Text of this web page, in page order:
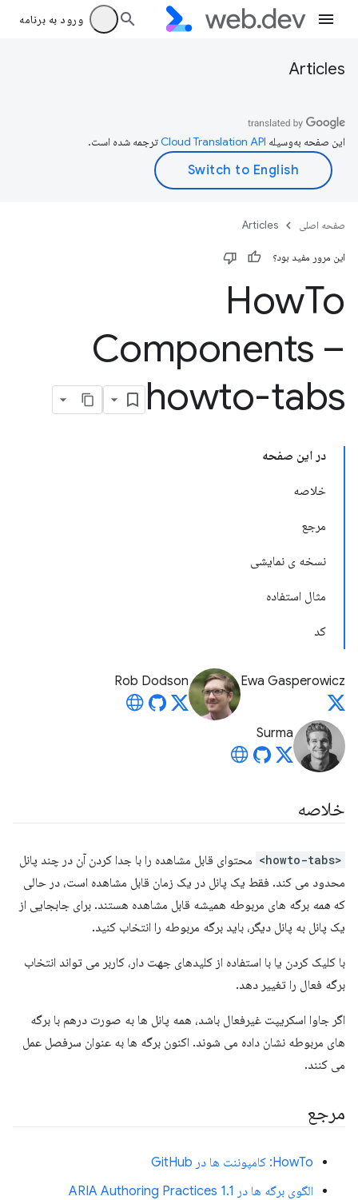
ورود به برنامه
Articles
این صفحه به‌وسیله ترجمه شده است.
صفحه اصلی Articles
این مرور مفید بود؟
HowTo
Components –
howto-tabs
در این صفحه
خلاصه
مرجع
نسخه ی نمایشی
مثال استفاده
کد
Ewa Gasperowicz
Rob Dodson
Surma
خلاصه
<howto-tabs>
محتوای قابل مشاهده را با جدا کردن آن در چند پانل
محدود می کند. فقط یک پانل در یک زمان قابل مشاهده است، در حالی
که همه برگه های مربوطه همیشه قابل مشاهده هستند. برای جابجایی از
یک پانل به پانل دیگر، باید برگه مربوطه را انتخاب کنید.
با کلیک کردن یا با استفاده از کلیدهای جهت دار، کاربر می تواند انتخاب
برگه فعال را تغییر دهد.
اگر جاوا اسکریپت غیرفعال باشد، همه پانل ها به صورت درهم با برگه
های مربوطه نشان داده می شوند. اکنون برگه ها به عنوان سرفصل عمل
می کنند.
مرجع
HowTo: کامپوننت ها در GitHub
الگوی برگه ها در ARIA Authoring Practices 1.1